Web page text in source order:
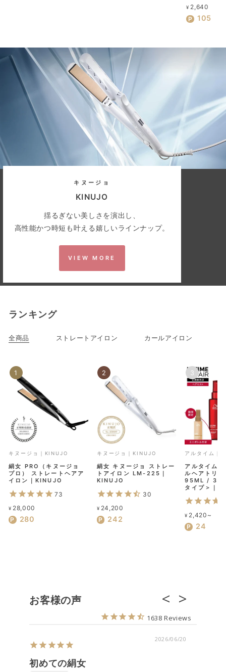
¥ 2,640
105
キヌージョ
KINUJO
揺るぎない美しさを演出し、
高性能かつ時短も叶える嬉しいラインナップ。
VIEW MORE
ランキング
全商品 ストレートアイロン カールアイロン
キヌージョ｜KINUJO
絹女 PRO（キヌージョ
プロ） ストレートヘアア
イロン｜KINUJO
73
¥ 28,000
280
キヌージョ｜KINUJO
絹女 キヌージョ ストレー
トアイロン LM-225｜
KINUJO
30
¥ 24,200
242
アルタイム｜
アルタイム
ルヘアトリ
95ML /
タイプ＞｜
¥ 2,420~
24
お客様の声
1638
2026/06/20
初めての絹女